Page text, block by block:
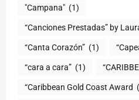
"Campana" (1)
“Canciones Prestadas” by
“Canta Corazón” (1)
“cara a cara” (1)